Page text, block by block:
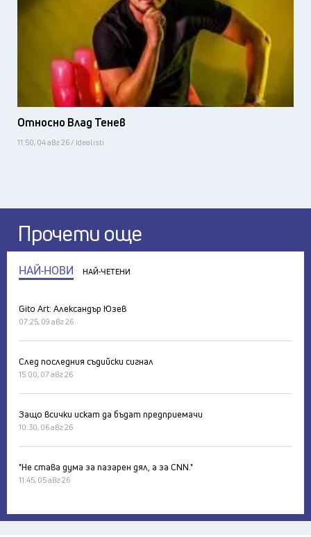
Относно Влад Тенев
11:50, 04 авг 26 / Idealisti
Прочети още
НАЙ-НОВИ НАЙ-ЧЕТЕНИ
Gito Art: Александър Юзев
07:25, 09 авг 26
След последния съдийски сигнал
15:00, 07 авг 26
Защо всички искат да бъдат предприемачи
10:30, 06 авг 26
"Не става дума за пазарен дял, а за CNN."
11:45, 05 авг 26